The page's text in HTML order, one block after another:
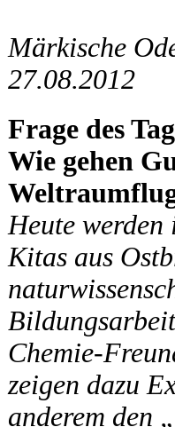
Märkische
27.08.2012
Frage des
Wie gehen
Heute
Kitas aus
Chemie-
zeigen dazu
anderem den